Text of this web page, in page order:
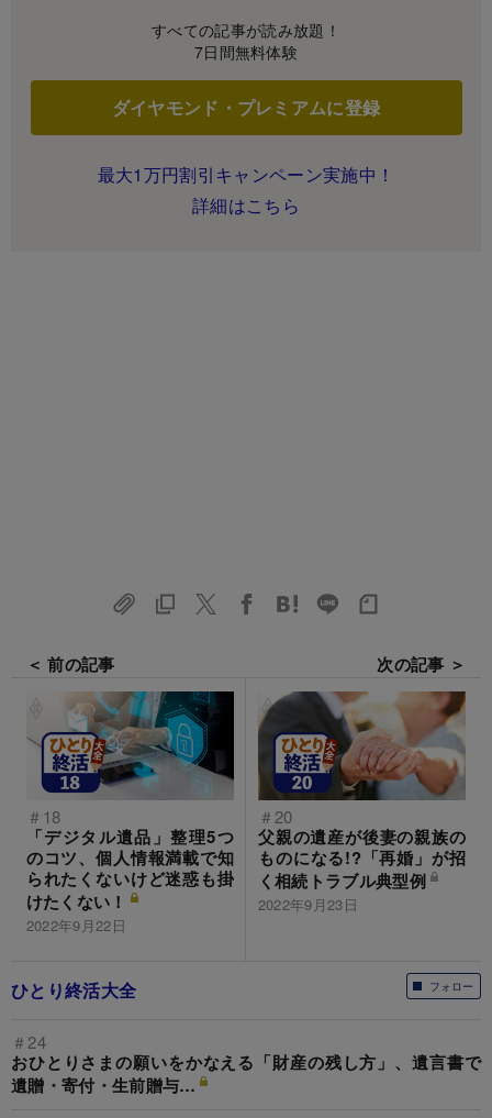
すべての記事が読み放題！
7日間無料体験
ダイヤモンド・プレミアムに登録
最大1万円割引キャンペーン実施中！
詳細はこちら
＜ 前の記事
＃18
「デジタル遺品」整理5つ
のコツ、個人情報満載で知
られたくないけど迷惑も掛
けたくない！
2022年9月22日
次の記事 ＞
＃20
父親の遺産が後妻の親族の
ものになる!?「再婚」が招
く相続トラブル典型例
2022年9月23日
フォロー
ひとり終活大全
＃24
おひとりさまの願いをかなえる「財産の残し方」、遺言書で
遺贈・寄付・生前贈与…